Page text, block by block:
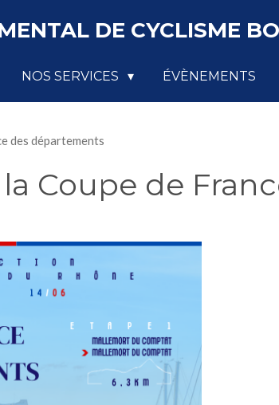
DE CYCLISME
NOS SERVICES ÉVÈNEMENTS
des départements
Coupe de